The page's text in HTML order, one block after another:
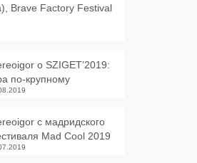
Brave Factory Festival
о SZIGET’2019:
по-крупному
с мадридского
Mad Cool 2019